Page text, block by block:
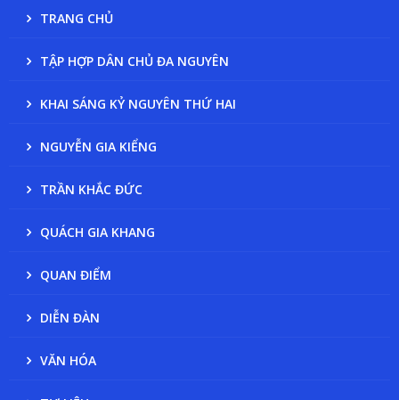
TRANG CHỦ
TẬP HỢP DÂN CHỦ ĐA NGUYÊN
KHAI SÁNG KỶ NGUYÊN THỨ HAI
NGUYỄN GIA KIỂNG
TRẦN KHẮC ĐỨC
QUÁCH GIA KHANG
QUAN ĐIỂM
DIỄN ĐÀN
VĂN HÓA